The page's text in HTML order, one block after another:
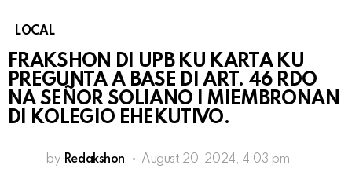
LOCAL
FRAKSHON DI UPB KU KARTA KU
PREGUNTA A BASE DI ART. 46 RDO
NA SEÑOR SOLIANO I MIEMBRONAN
DI KOLEGIO EHEKUTIVO.
by Redakshon August 20, 2024, 4:03 pm